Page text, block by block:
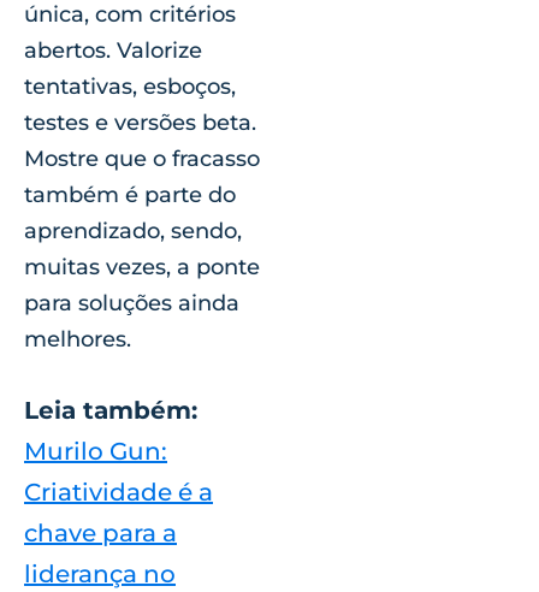
única, com critérios
abertos. Valorize
tentativas, esboços,
testes e versões beta.
Mostre que o fracasso
também é parte do
aprendizado, sendo,
muitas vezes, a ponte
para soluções ainda
melhores.
Leia também:
Murilo Gun:
Criatividade é a
chave para a
liderança no